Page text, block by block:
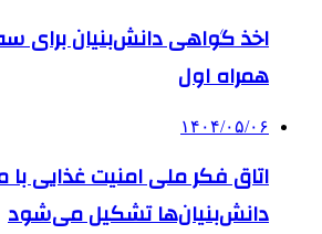
اخذ گواهی دانش‌بنیان برای
همراه اول
۱۴۰۴/۰۵/۰۶
اتاق فکر ملی امنیت غذایی
دانش‌بنیان‌ها تشکیل می‌شود